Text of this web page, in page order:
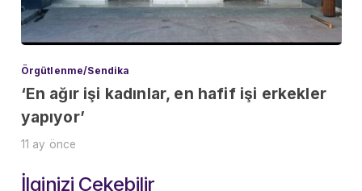
Örgütlenme/Sendika
‘En ağır işi kadınlar, en hafif işi erkekler
yapıyor’
11 ay önce
İlginizi Çekebilir